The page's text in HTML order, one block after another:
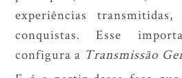
experiências
conquistas. Esse
configura a Transmissão